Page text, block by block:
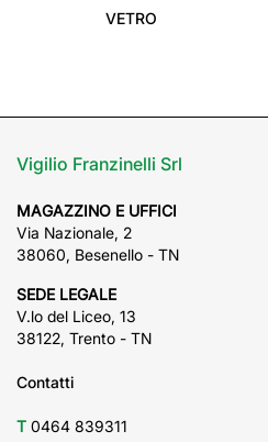
VETRO
Vigilio Franzinelli Srl
MAGAZZINO E UFFICI
Via Nazionale, 2
38060, Besenello - TN
SEDE LEGALE
V.lo del Liceo, 13
38122, Trento - TN
Contatti
T 0464 839311